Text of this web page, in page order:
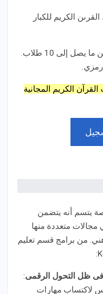
الكريم للكبار
إلى 10 طلاب.
الكريم المجانية
يتسم أنه يتضمن
مجالات متعددة منها
من برامج قسم تعليم
فى ظل التحول الرقمى:
لاكتساب مهارات